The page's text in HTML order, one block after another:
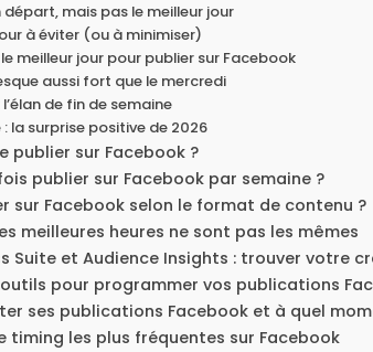
départ, mais pas le meilleur jour
à éviter (ou à minimiser)
meilleur jour pour publier sur Facebook
aussi fort que le mercredi
de fin de semaine
: la surprise positive de 2026
publier sur Facebook ?
publier sur Facebook par semaine ?
sur Facebook selon le format de contenu ?
meilleures heures ne sont pas les mêmes
Suite et Audience Insights : trouver votre
outils pour programmer vos publications
ses publications Facebook et à quel
timing les plus fréquentes sur Facebook